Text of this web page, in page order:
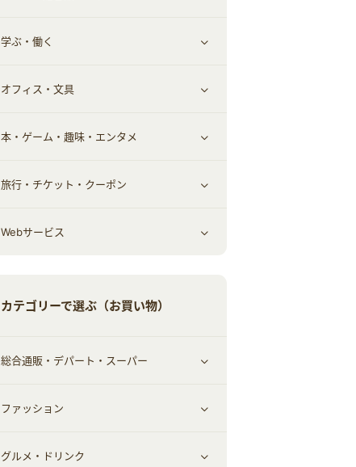
その他投資
その他金融
住まい・暮らし
不動産
引越し
エコ・エネルギー
車情報・カーシェア・レンタル
すべて見る
ギフト・贈答品
学ぶ・働く
すべて見る
習い事・学習・学校
仕事・転職
オフィス・文具
すべて見る
オフィス・文具
本・ゲーム・趣味・エンタメ
すべて見る
ゲーム・趣味
旅行・チケット・クーポン
すべて見る
Webサービス
カテゴリーで選ぶ（お買い物）
総合通販・デパート・スーパー
すべて見る
総合通販
ファッション
すべて見る
グルメ・ドリンク